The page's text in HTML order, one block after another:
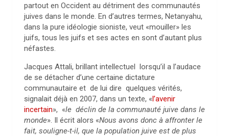
partout en Occident au détriment des communautés
juives dans le monde. En d’autres termes, Netanyahu,
dans la pure idéologie sioniste, veut «mouiller» les
juifs, tous les juifs et ses actes en sont d’autant plus
néfastes.
Jacques Attali, brillant intellectuel lorsqu’il a l’audace
de se détacher d’une certaine dictature
communautaire et de lui dire quelques vérités,
signalait déjà en 2007, dans un texte, «l’avenir
incertain», «le déclin de la communauté juive dans le
monde». Il écrit alors «Nous avons donc à affronter le
fait, souligne-t-il, que la population juive est de plus